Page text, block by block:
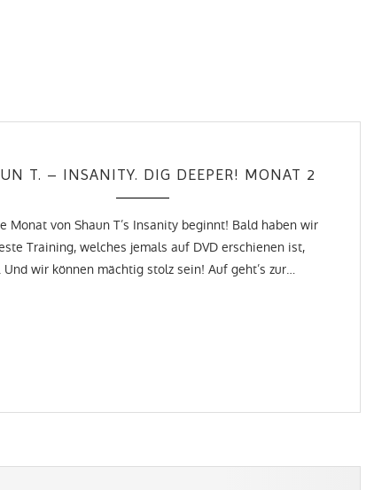
T. – INSANITY. DIG DEEPER! MONAT 2
Monat von Shaun T’s Insanity beginnt! Bald haben wir
Training, welches jemals auf DVD erschienen ist,
Und wir können mächtig stolz sein! Auf geht’s zur…